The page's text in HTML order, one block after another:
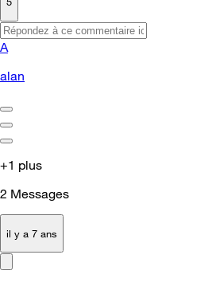
A
alan
+1 plus
2 Messages
il y a 7 ans